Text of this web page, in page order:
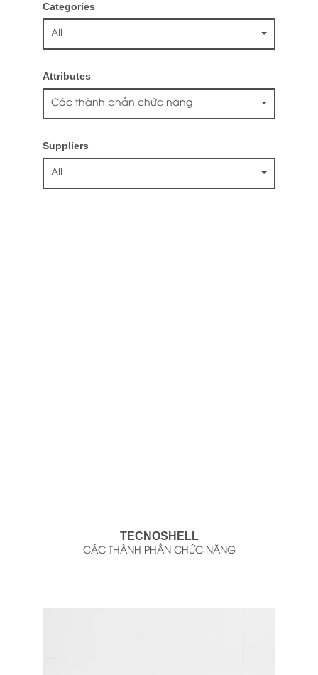
Categories
All
Attributes
Các thành phần chức năng
Suppliers
All
TECNOSHELL
CÁC THÀNH PHẦN CHỨC NĂNG